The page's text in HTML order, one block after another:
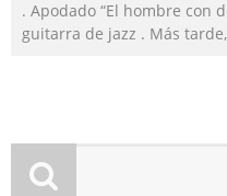
. Apodado “El hombre con
guitarra de jazz . Más